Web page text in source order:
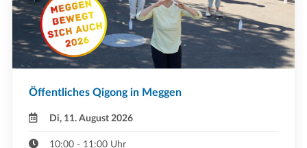
Öffentliches Qigong in Meggen
Di, 11. August 2026
10:00 - 11:00 Uhr